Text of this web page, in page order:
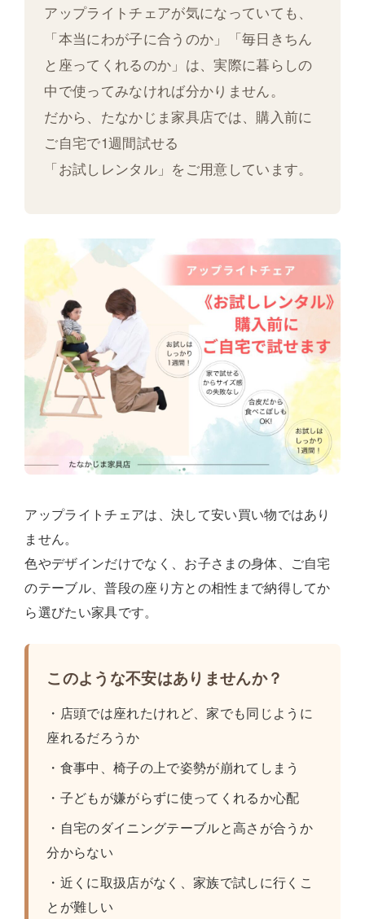
アップライトチェアが気になっていても、
「本当にわが子に合うのか」「毎日きちん
と座ってくれるのか」は、実際に暮らしの
中で使ってみなければ分かりません。
だから、たなかじま家具店では、購入前に
ご自宅で1週間試せる
「お試しレンタル」をご用意しています。
アップライトチェアは、決して安い買い物ではあり
ません。
色やデザインだけでなく、お子さまの身体、ご自宅
のテーブル、普段の座り方との相性まで納得してか
ら選びたい家具です。
このような不安はありませんか？
・店頭では座れたけれど、家でも同じように
座れるだろうか
・食事中、椅子の上で姿勢が崩れてしまう
・子どもが嫌がらずに使ってくれるか心配
・自宅のダイニングテーブルと高さが合うか
分からない
・近くに取扱店がなく、家族で試しに行くこ
とが難しい